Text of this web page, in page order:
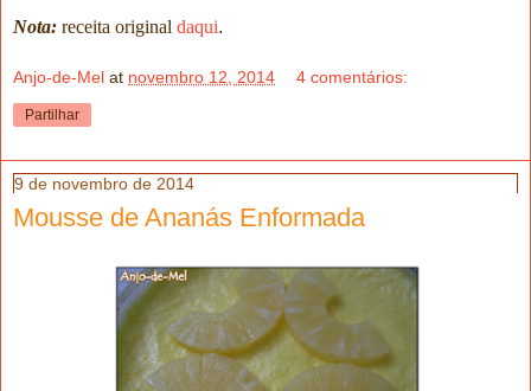
Nota: receita original daqui.
Anjo-de-Mel at novembro 12, 2014 4 comentários:
Partilhar
9 de novembro de 2014
Mousse de Ananás Enformada